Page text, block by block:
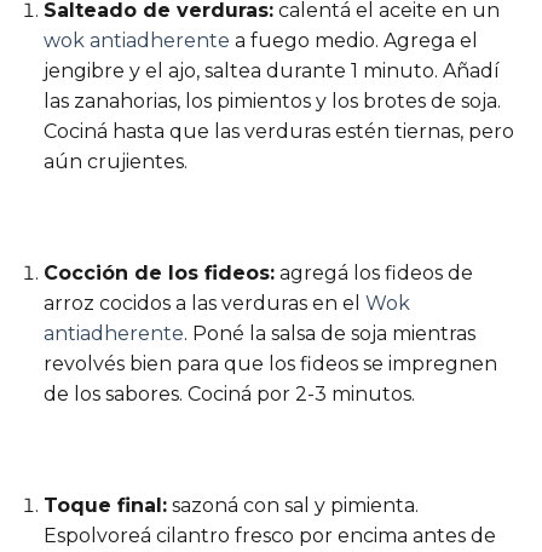
Salteado de verduras:calentá el aceite en un
wok antiadherente a fuego medio. Agrega el
jengibre y el ajo, saltea durante 1 minuto. Añadí
las zanahorias, los pimientos y los brotes de soja.
Cociná hasta que las verduras estén tiernas, pero
aún crujientes.
Cocción de los fideos:agregá los fideos de
arroz cocidos a las verduras en el Wok
antiadherente. Poné la salsa de soja mientras
revolvés bien para que los fideos se impregnen
de los sabores. Cociná por 2-3 minutos.
Toque final:sazoná con sal y pimienta.
Espolvoreá cilantro fresco por encima antes de